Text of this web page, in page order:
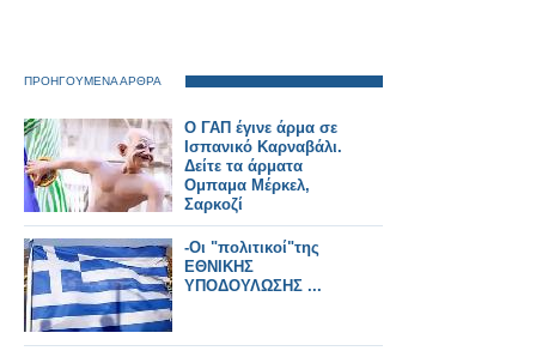
ΠΡΟΗΓΟΥΜΕΝΑ ΑΡΘΡΑ
Ο ΓΑΠ έγινε άρμα σε
Ισπανικό Καρναβάλι.
Δείτε τα άρματα
Ομπαμα Μέρκελ,
Σαρκοζί
-Οι "πολιτικοί"της
ΕΘΝΙΚΗΣ
ΥΠΟΔΟΥΛΩΣΗΣ ...